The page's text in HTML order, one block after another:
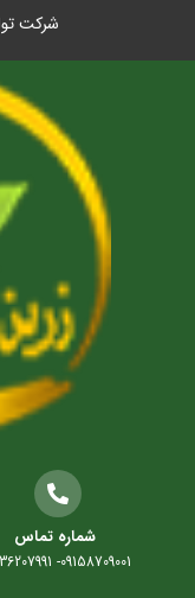
شرکت
شماره تماس
09158709001- 05136207991